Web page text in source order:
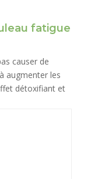
fatigue
causer de
augmenter les
détoxifiant et